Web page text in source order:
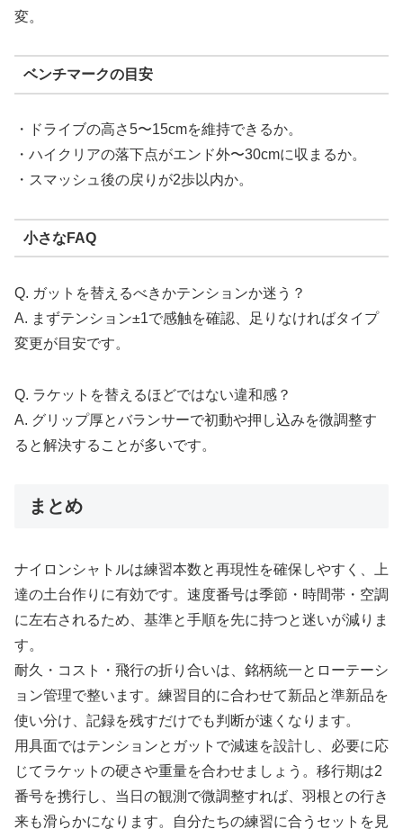
変。
ベンチマークの目安
・ドライブの高さ5〜15cmを維持できるか。
・ハイクリアの落下点がエンド外〜30cmに収まるか。
・スマッシュ後の戻りが2歩以内か。
小さなFAQ
Q. ガットを替えるべきかテンションか迷う？
A. まずテンション±1で感触を確認、足りなければタイプ
変更が目安です。
Q. ラケットを替えるほどではない違和感？
A. グリップ厚とバランサーで初動や押し込みを微調整す
ると解決することが多いです。
まとめ
ナイロンシャトルは練習本数と再現性を確保しやすく、上
達の土台作りに有効です。速度番号は季節・時間帯・空調
に左右されるため、基準と手順を先に持つと迷いが減りま
す。
耐久・コスト・飛行の折り合いは、銘柄統一とローテーシ
ョン管理で整います。練習目的に合わせて新品と準新品を
使い分け、記録を残すだけでも判断が速くなります。
用具面ではテンションとガットで減速を設計し、必要に応
じてラケットの硬さや重量を合わせましょう。移行期は2
番号を携行し、当日の観測で微調整すれば、羽根との行き
来も滑らかになります。自分たちの練習に合うセットを見